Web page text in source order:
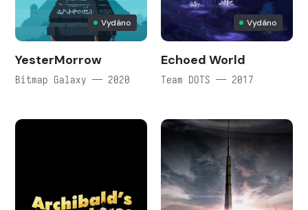
Vydáno
YesterMorrow
Bitmap Galaxy — 2020
Vydáno
Echoed World
Team DOTS — 2017